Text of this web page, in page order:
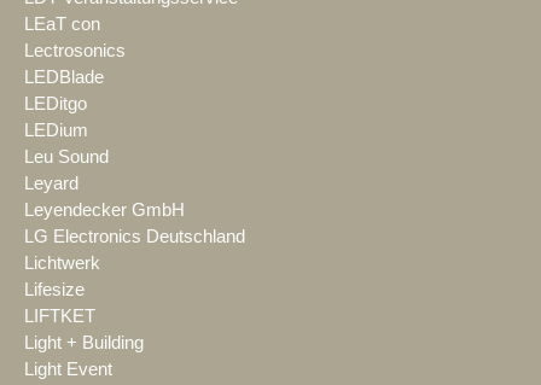
LEaT con
Lectrosonics
LEDBlade
LEDitgo
LEDium
Leu Sound
Leyard
Leyendecker GmbH
LG Electronics Deutschland
Lichtwerk
Lifesize
LIFTKET
Light + Building
Light Event